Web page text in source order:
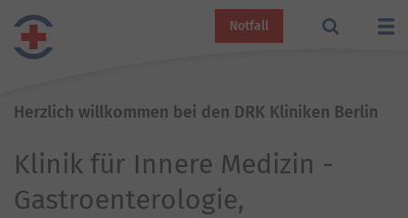
Notfall
Herzlich willkommen bei den DRK Kliniken Berlin
Klinik für Innere Medizin -
Gastroenterologie,